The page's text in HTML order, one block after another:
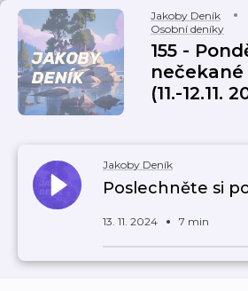
Jakoby Deník
Osobní deníky
155 -
(11.-12.11.
Jakoby Deník
Poslechněte si
13. 11. 2024 7 min